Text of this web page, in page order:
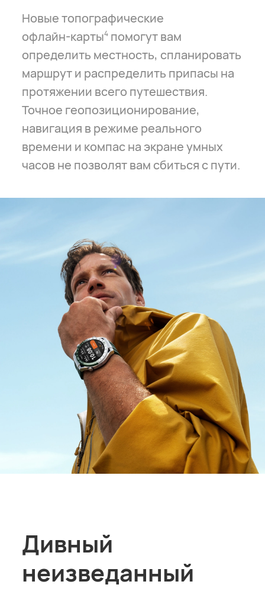
Новые топографические
офлайн-карты4 помогут вам
определить местность, спланировать
маршрут и распределить припасы на
протяжении всего путешествия.
Точное геопозиционирование,
навигация в режиме реального
времени и компас на экране умных
часов не позволят вам сбиться с пути.
Дивный
неизведанный